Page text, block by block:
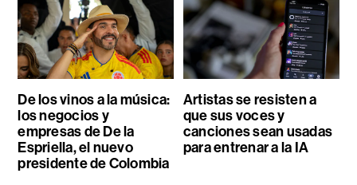
De los vinos a la música:
los negocios y
empresas de De la
Espriella, el nuevo
presidente de Colombia
Artistas se resisten a
que sus voces y
canciones sean usadas
para entrenar a la IA